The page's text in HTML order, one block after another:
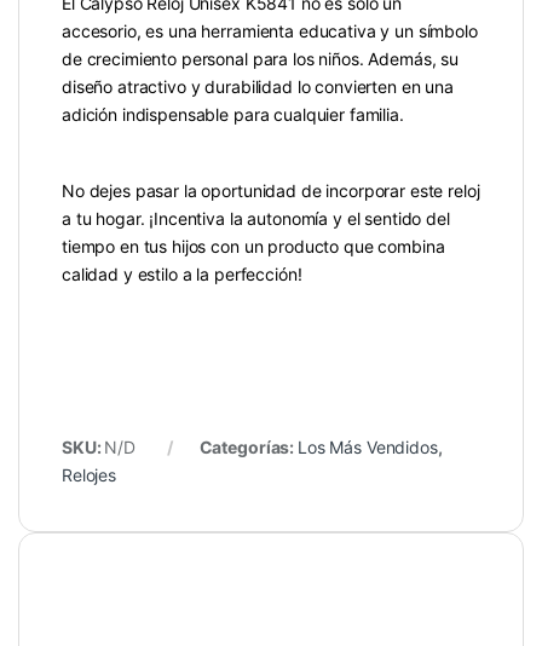
accesorio, es una herramienta educativa y un símbolo
de crecimiento personal para los niños. Además, su
diseño atractivo y durabilidad lo convierten en una
adición indispensable para cualquier familia.
No dejes pasar la oportunidad de incorporar este reloj
a tu hogar. ¡Incentiva la autonomía y el sentido del
tiempo en tus hijos con un producto que combina
calidad y estilo a la perfección!
SKU: N/D Categorías: Los Más Vendidos,
Relojes